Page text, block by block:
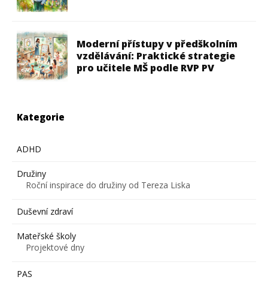
Moderní přístupy v předškolním
vzdělávání: Praktické strategie
pro učitele MŠ podle RVP PV
Kategorie
ADHD
Družiny
Roční inspirace do družiny od Tereza Liska
Duševní zdraví
Mateřské školy
Projektové dny
PAS